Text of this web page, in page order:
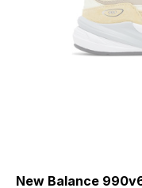
New Balance